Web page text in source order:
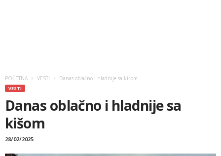
POČETNA VESTI Danas oblačno i hladnije sa kišom
VESTI
Danas oblačno i hladnije sa
kišom
28/02/2025